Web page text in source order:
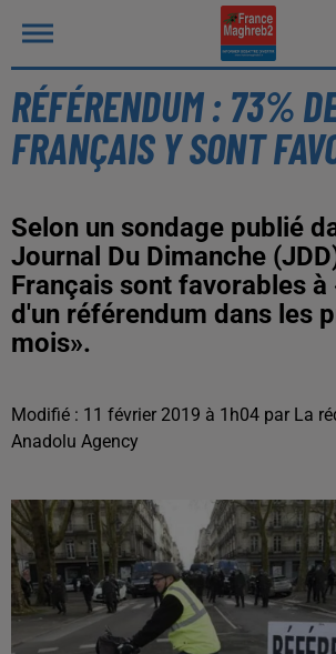
RÉFÉRENDUM : 73%
FRANÇAIS Y SONT
Selon un sondage publié
Journal Du Dimanche
Français sont favorables à
d'un référendum dans les
mois».
Modifié : 11 février 2019 à 1h04 par La
Anadolu Agency